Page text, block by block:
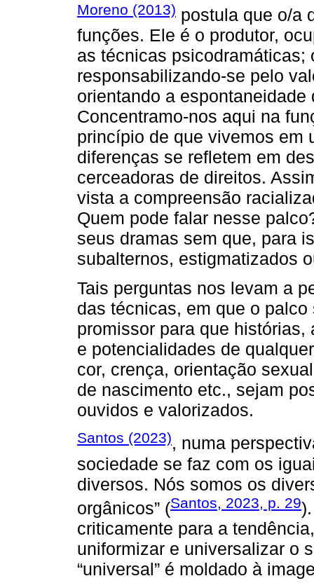
Moreno (2013) postula que o/a
funções. Ele é o produtor,
as técnicas psicodramáticas;
responsabilizando-se pelo
orientando a
Concentramo-nos aqui na
princípio de que vivemos em
diferenças se refletem em
cerceadoras de direitos.
vista a compreensão
Quem pode falar nesse
seus dramas sem que, para
subalternos, estigmatizados
Tais perguntas nos levam a
das técnicas, em que o
promissor para que
e potencialidades de
cor, crença, orientação
de nascimento etc., sejam
ouvidos e valorizados.
Santos (2023), numa
sociedade se faz com os
diversos. Nós somos os
orgânicos” (Santos, 2023, p. 29
criticamente para a
uniformizar e universalizar o
“universal” é moldado à